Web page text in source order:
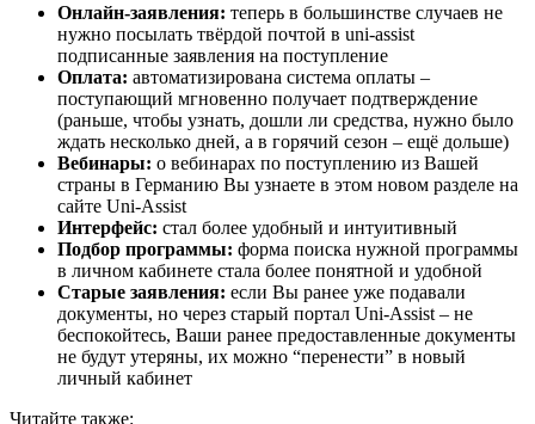
Онлайн-заявления: теперь в большинстве случаев не
нужно посылать твёрдой почтой в uni-assist
подписанные заявления на поступление
Оплата: автоматизирована система оплаты –
поступающий мгновенно получает подтверждение
(раньше, чтобы узнать, дошли ли средства, нужно было
ждать несколько дней, а в горячий сезон – ещё дольше)
Вебинары: о вебинарах по поступлению из Вашей
страны в Германию Вы узнаете в этом новом разделе на
сайте Uni-Assist
Интерфейс: стал более удобный и интуитивный
Подбор программы: форма поиска нужной программы
в личном кабинете стала более понятной и удобной
Старые заявления: если Вы ранее уже подавали
документы, но через старый портал Uni-Assist – не
беспокойтесь, Ваши ранее предоставленные документы
не будут утеряны, их можно “перенести” в новый
личный кабинет
Читайте также: